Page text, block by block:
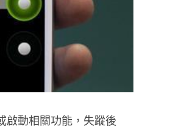
動相關功能，失蹤後